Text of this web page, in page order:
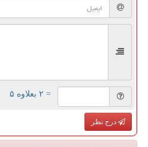
= ۲ بعلاوه ۵
درج نظر